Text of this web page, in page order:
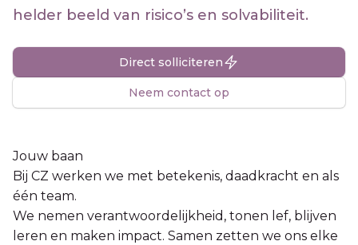
helder beeld van risico’s en solvabiliteit.
Direct solliciteren
Neem contact op
Jouw baan
Bij CZ werken we met betekenis, daadkracht en als
één team.
We nemen verantwoordelijkheid, tonen lef, blijven
leren en maken impact. Samen zetten we ons elke